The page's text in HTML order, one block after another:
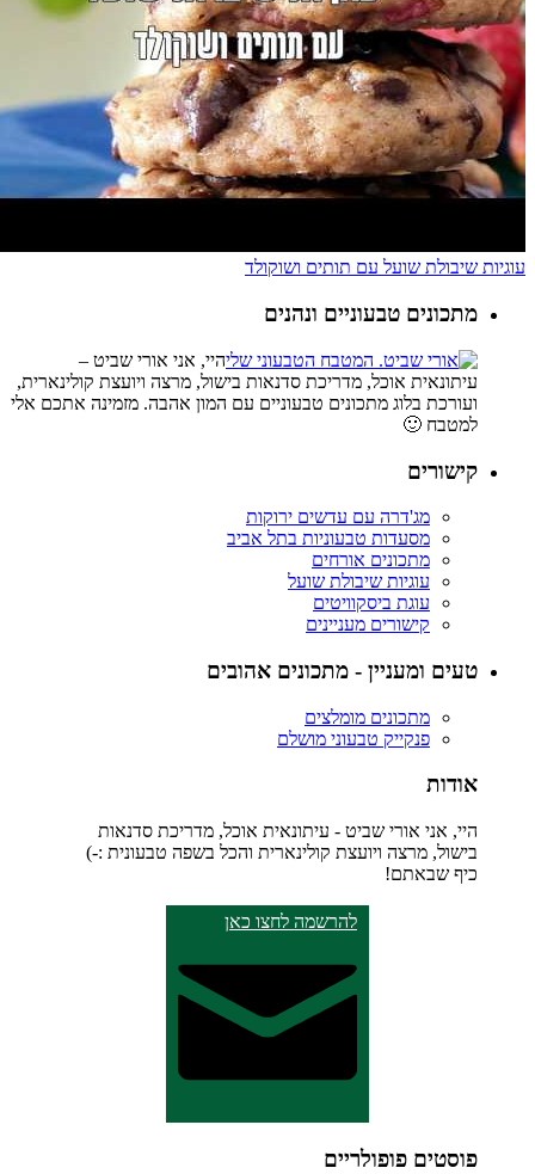
עוגיות שיבולת שועל עם תותים ושוקולד
מתכונים טבעוניים ונהנים
היי, אני אורי שביט –
עיתונאית אוכל, מדריכת סדנאות בישול, מרצה ויועצת קולינארית,
ועורכת בלוג מתכונים טבעוניים עם המון אהבה. מזמינה אתכם אלי
למטבח 🙂
קישורים
מג'דרה עם עדשים ירוקות
מסעדות טבעוניות בתל אביב
מתכונים אורחים
עוגיות שיבולת שועל
עוגת ביסקוויטים
קישורים מעניינים
טעים ומעניין - מתכונים אהובים
מתכונים מומלצים
פנקייק טבעוני מושלם
אודות
היי, אני אורי שביט - עיתונאית אוכל, מדריכת סדנאות
בישול, מרצה ויועצת קולינארית והכל בשפה טבעונית :-)
כיף שבאתם!
להרשמה לחצו כאן
פוסטים פופולריים